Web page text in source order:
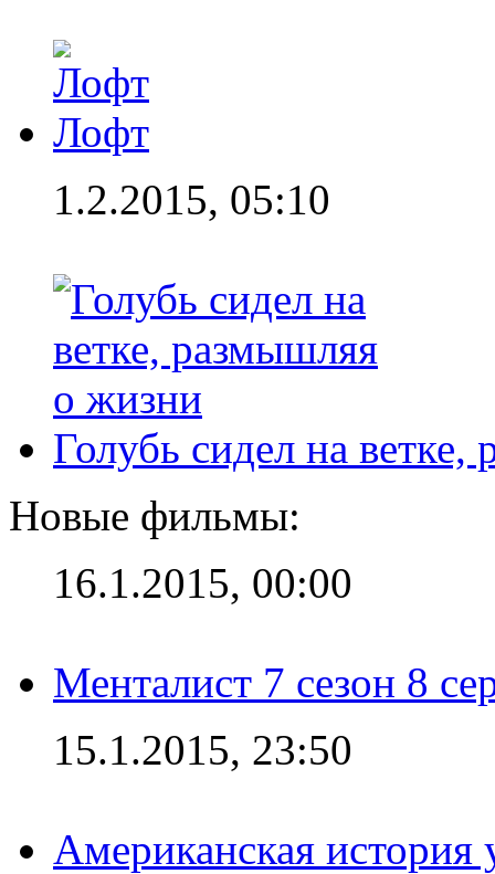
Лофт
1.2.2015, 05:10
Голубь сидел на
Новые фильмы:
16.1.2015, 00:00
Менталист 7 сезон 8
15.1.2015, 23:50
Американская история